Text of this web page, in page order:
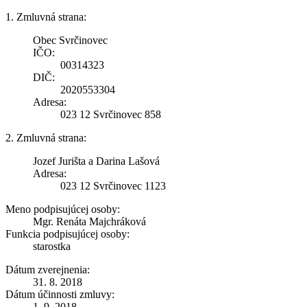
1. Zmluvná strana:
Obec Svrčinovec
IČO:
00314323
DIČ:
2020553304
Adresa:
023 12 Svrčinovec 858
2. Zmluvná strana:
Jozef Jurišta a Darina Lašová
Adresa:
023 12 Svrčinovec 1123
Meno podpisujúcej osoby:
Mgr. Renáta Majchráková
Funkcia podpisujúcej osoby:
starostka
Dátum zverejnenia:
31. 8. 2018
Dátum účinnosti zmluvy: